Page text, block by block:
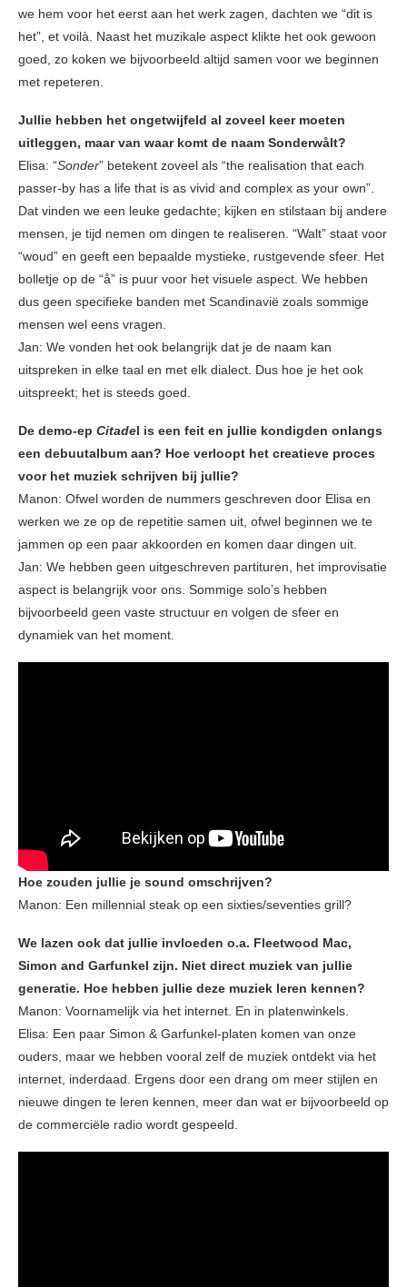
we hem voor het eerst aan het werk zagen, dachten we “dit is
het”, et voilà. Naast het muzikale aspect klikte het ook gewoon
goed, zo koken we bijvoorbeeld altijd samen voor we beginnen
met repeteren.
Jullie hebben het ongetwijfeld al zoveel keer moeten
uitleggen, maar van waar komt de naam Sonderwålt?
Elisa: “Sonder” betekent zoveel als “the realisation that each
passer-by has a life that is as vivid and complex as your own”.
Dat vinden we een leuke gedachte; kijken en stilstaan bij andere
mensen, je tijd nemen om dingen te realiseren. “Walt” staat voor
“woud” en geeft een bepaalde mystieke, rustgevende sfeer. Het
bolletje op de “å” is puur voor het visuele aspect. We hebben
dus geen specifieke banden met Scandinavië zoals sommige
mensen wel eens vragen.
Jan: We vonden het ook belangrijk dat je de naam kan
uitspreken in elke taal en met elk dialect. Dus hoe je het ook
uitspreekt; het is steeds goed.
De demo-ep Citadel is een feit en jullie kondigden onlangs
een debuutalbum aan? Hoe verloopt het creatieve proces
voor het muziek schrijven bij jullie?
Manon: Ofwel worden de nummers geschreven door Elisa en
werken we ze op de repetitie samen uit, ofwel beginnen we te
jammen op een paar akkoorden en komen daar dingen uit.
Jan: We hebben geen uitgeschreven partituren, het improvisatie
aspect is belangrijk voor ons. Sommige solo’s hebben
bijvoorbeeld geen vaste structuur en volgen de sfeer en
dynamiek van het moment.
Hoe zouden jullie je sound omschrijven?
Manon: Een millennial steak op een sixties/seventies grill?
We lazen ook dat jullie invloeden o.a. Fleetwood Mac,
Simon and Garfunkel zijn. Niet direct muziek van jullie
generatie. Hoe hebben jullie deze muziek leren kennen?
Manon: Voornamelijk via het internet. En in platenwinkels.
Elisa: Een paar Simon & Garfunkel-platen komen van onze
ouders, maar we hebben vooral zelf de muziek ontdekt via het
internet, inderdaad. Ergens door een drang om meer stijlen en
nieuwe dingen te leren kennen, meer dan wat er bijvoorbeeld op
de commerciële radio wordt gespeeld.